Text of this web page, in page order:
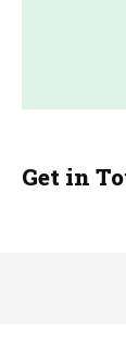
Get in